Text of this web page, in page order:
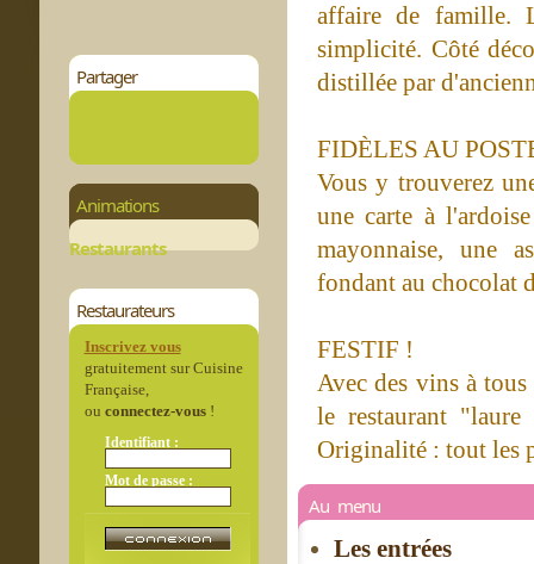
Partager
Animations
Restaurants
Restaurateurs
Inscrivez vous
gratuitement sur Cuisine
Française,
ou connectez-vous!
Identifiant :
Mot de passe :
affaire de famille.
simplicité. Côté
distillée par
FIDÈLES AU
Vous y trouverez
une carte à
mayonnaise, une
fondant au chocolat
FESTIF !
Avec des vins à
le restaurant
Originalité : tout les
Au menu
Les entrées